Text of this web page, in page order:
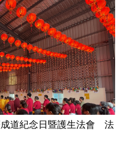
成道紀念日暨護生法會 法